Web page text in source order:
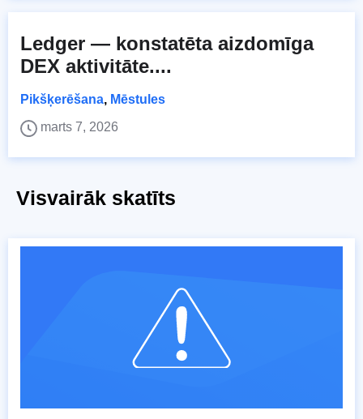
Ledger — konstatēta aizdomīga
DEX aktivitāte....
Pikšķerēšana, Mēstules
marts 7, 2026
Visvairāk skatīts